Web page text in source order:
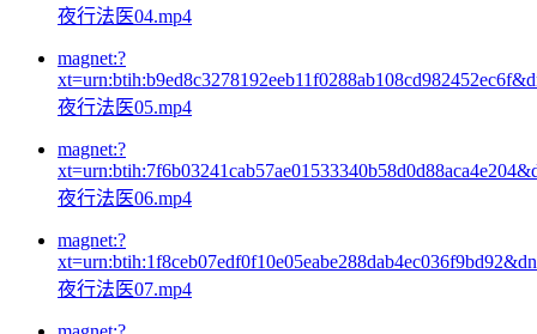
夜行法医04.mp4
magnet:?
夜行法医05.mp4
magnet:?
夜行法医06.mp4
magnet:?
夜行法医07.mp4